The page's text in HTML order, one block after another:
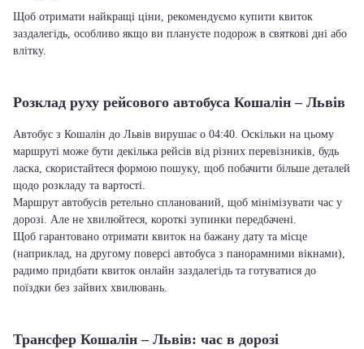
Щоб отримати найкращі ціни, рекомендуємо купити квиток
заздалегідь, особливо якщо ви плануєте подорож в святкові дні або
влітку.
Розклад руху рейсового автобуса Кошалін – Львів
Автобус з Кошалін до Львів вирушає о 04:40. Оскільки на цьому
маршруті може бути декілька рейсів від різних перевізників, будь
ласка, скористайтеся формою пошуку, щоб побачити більше деталей
щодо розкладу та вартості.
Маршрут автобусів ретельно спланований, щоб мінімізувати час у
дорозі. Але не хвилюйтеся, короткі зупинки передбачені.
Щоб гарантовано отримати квиток на бажану дату та місце
(наприклад, на другому поверсі автобуса з панорамними вікнами),
радимо придбати квиток онлайн заздалегідь та готуватися до
поїздки без зайвих хвилювань.
Трансфер Кошалін – Львів: час в дорозі